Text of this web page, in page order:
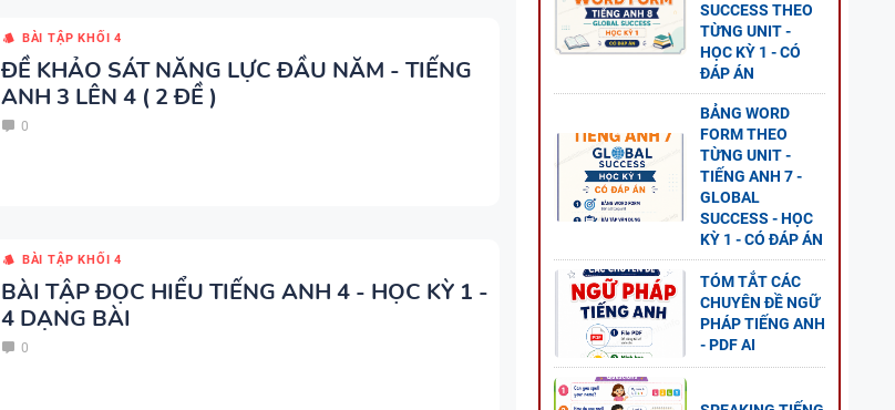
PHÁP TIẾNG ANH - PDF AI
BÀI TẬP KHỐI 4
ĐỀ KHẢO SÁT NĂNG LỰC ĐẦU NĂM - TIẾNG
ANH 3 LÊN 4 ( 2 ĐỀ )
0
BÀI TẬP KHỐI 4
BÀI TẬP ĐỌC HIỂU TIẾNG ANH 4 - HỌC KỲ 1 -
4 DẠNG BÀI
0
SUCCESS THEO
TỪNG UNIT -
HỌC KỲ 1 - CÓ
ĐÁP ÁN
BẢNG WORD
FORM THEO
TỪNG UNIT -
TIẾNG ANH 7 -
GLOBAL
SUCCESS - HỌC
KỲ 1 - CÓ ĐÁP ÁN
TÓM TẮT CÁC
CHUYÊN ĐỀ NGỮ
PHÁP TIẾNG ANH
- PDF AI